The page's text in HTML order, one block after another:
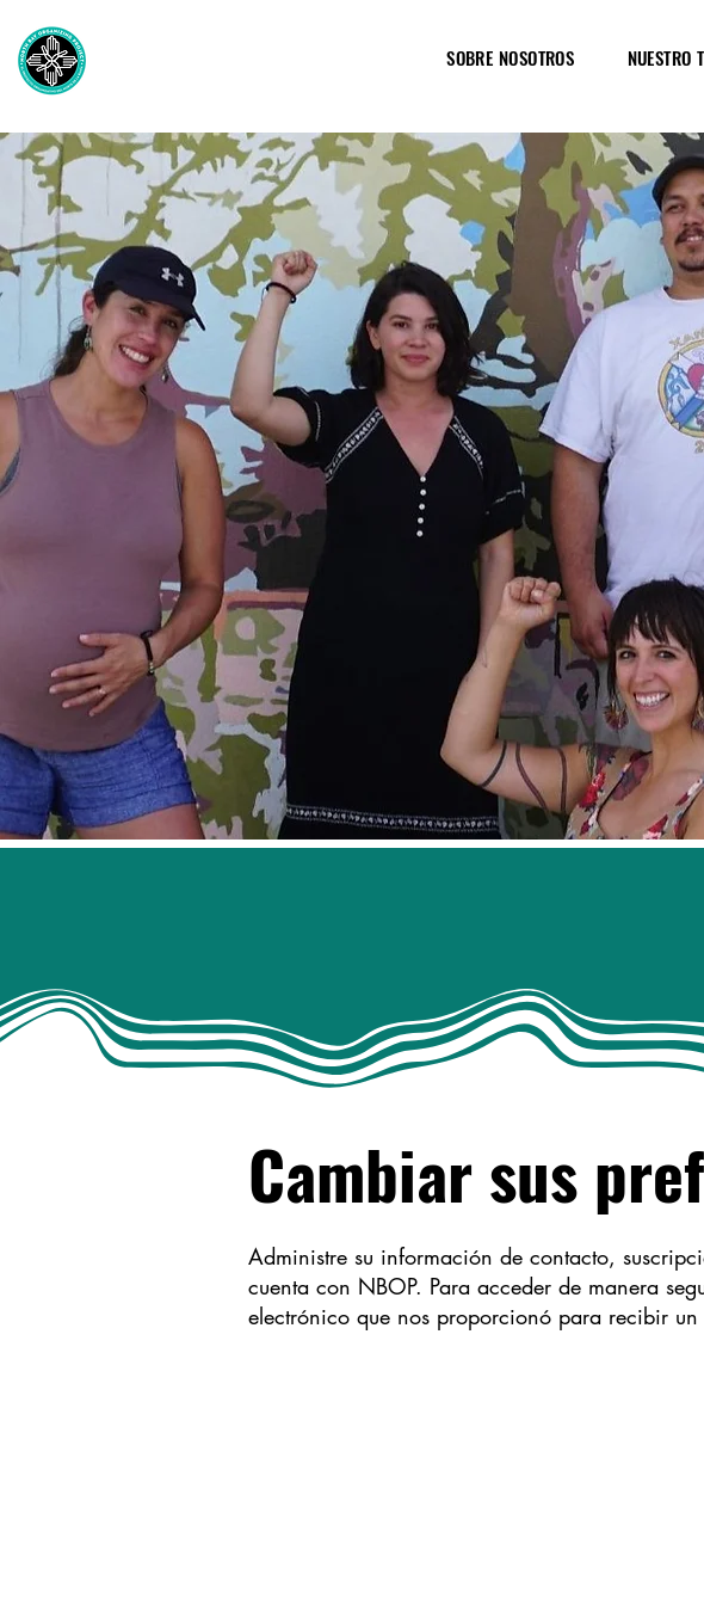
SOBRE NOSOTROS NUESTRO
Cambiar sus
Administre su información de contacto,
cuenta con NBOP. Para acceder de manera
electrónico que nos proporcionó para recibir